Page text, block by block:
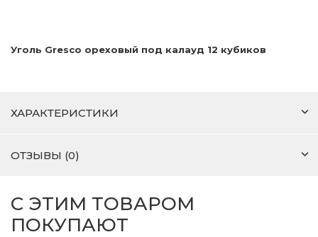
Уголь Gresco ореховый под калауд 12 кубиков
ХАРАКТЕРИСТИКИ
ОТЗЫВЫ (0)
С ЭТИМ ТОВАРОМ
ПОКУПАЮТ